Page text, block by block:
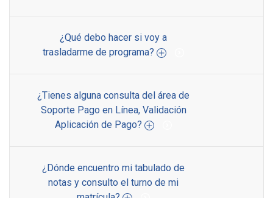
¿Qué debo hacer si voy a
trasladarme de programa?
¿Tienes alguna consulta del área de
Soporte Pago en Línea, Validación
Aplicación de Pago?
¿Dónde encuentro mi tabulado de
notas y consulto el turno de mi